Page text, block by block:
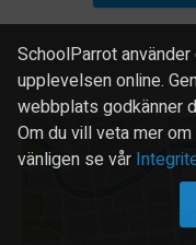
SchoolParrot
upplevelsen online.
webbplats godkänner
Om du vill veta mer
vänligen se vår